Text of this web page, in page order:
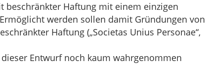
beschränkter Haftung mit einem einzigen
werden sollen damit Gründungen von
Haftung („Societas Unius Personae“,
Entwurf noch kaum wahrgenommen